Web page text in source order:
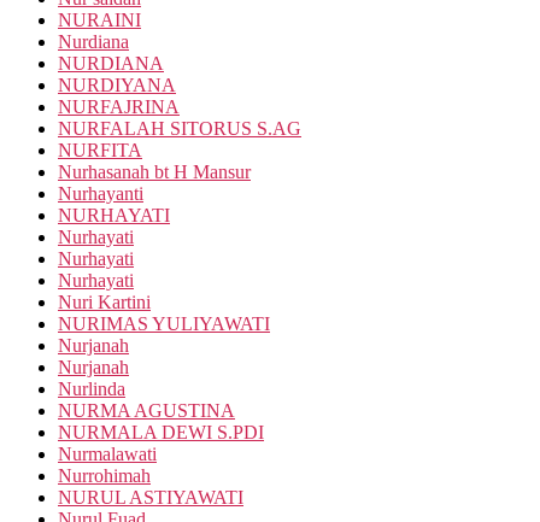
NURAINI
Nurdiana
NURDIANA
NURDIYANA
NURFAJRINA
NURFALAH SITORUS S.AG
NURFITA
Nurhasanah bt H Mansur
Nurhayanti
NURHAYATI
Nurhayati
Nurhayati
Nurhayati
Nuri Kartini
NURIMAS YULIYAWATI
Nurjanah
Nurjanah
Nurlinda
NURMA AGUSTINA
NURMALA DEWI S.PDI
Nurmalawati
Nurrohimah
NURUL ASTIYAWATI